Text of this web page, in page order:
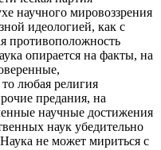
научного мировоззрения
идеологией, как с
противоположность
опирается на факты, на
любая религия
предания, на
научные достижения
наук убедительно
не может мириться с